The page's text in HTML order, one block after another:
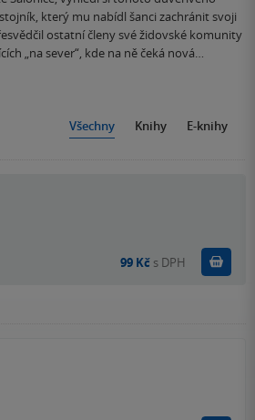
který mu nabídl šanci zachránit svoji
ostatní členy své židovské komunity
„na sever“, kde na ně čeká nová…
Všechny Knihy E-knihy
99 Kč s DPH